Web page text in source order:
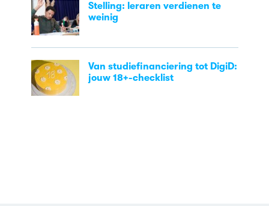
Stelling: leraren verdienen te
weinig
Van studiefinanciering tot DigiD:
jouw 18+-checklist